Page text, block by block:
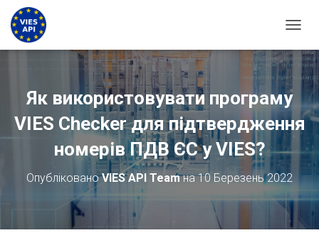
Як використовувати програму
VIES Checker для підтвердження
номерів ПДВ ЄС у VIES?
ОпублікованоVIES API Teamна10 Березень 2022